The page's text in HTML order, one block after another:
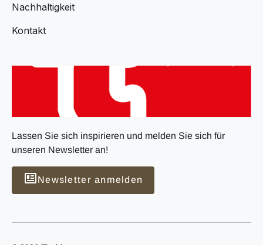
Nachhaltigkeit
Kontakt
Lassen Sie sich inspirieren und melden Sie sich für
unseren Newsletter an!
Newsletter anmelden